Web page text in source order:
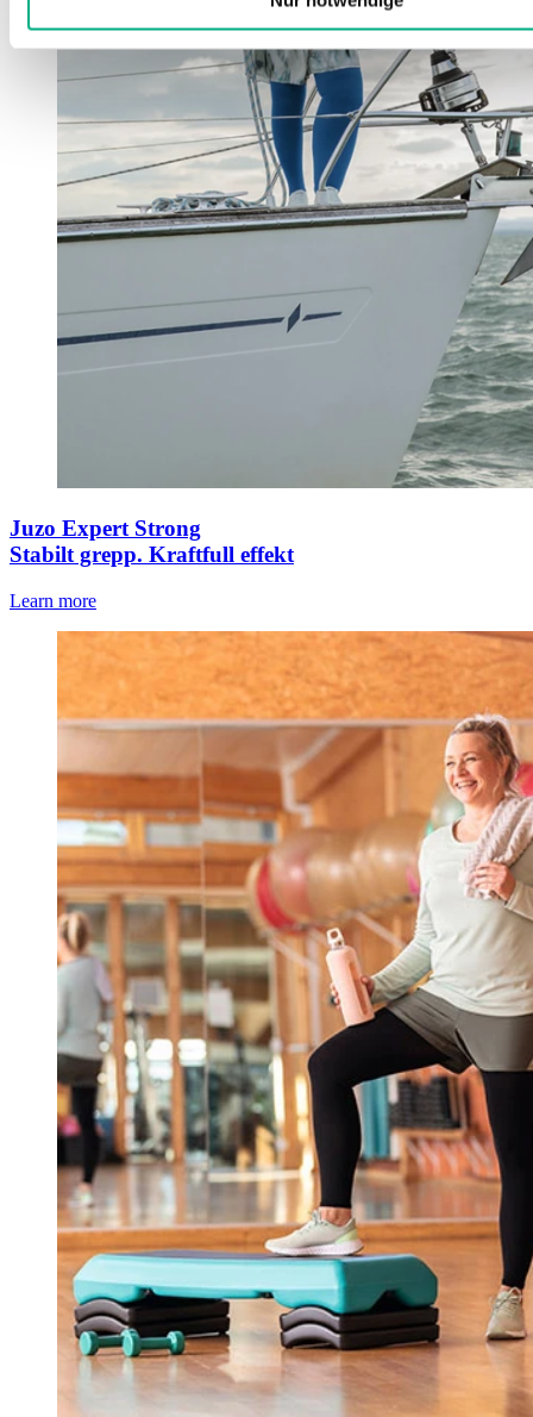
Juzo Expert Strong
Stabilt grepp. Kraftfull effekt
Learn more